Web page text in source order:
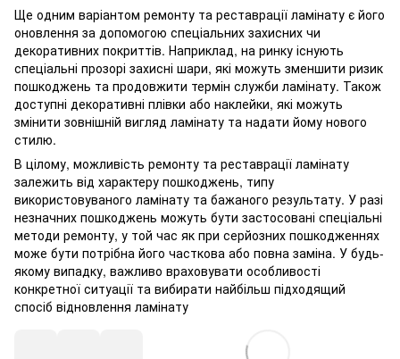
Ще одним варіантом ремонту та реставрації ламінату є його
оновлення за допомогою спеціальних захисних чи
декоративних покриттів. Наприклад, на ринку існують
спеціальні прозорі захисні шари, які можуть зменшити ризик
пошкоджень та продовжити термін служби ламінату. Також
доступні декоративні плівки або наклейки, які можуть
змінити зовнішній вигляд ламінату та надати йому нового
стилю.
В цілому, можливість ремонту та реставрації ламінату
залежить від характеру пошкоджень, типу
використовуваного ламінату та бажаного результату. У разі
незначних пошкоджень можуть бути застосовані спеціальні
методи ремонту, у той час як при серйозних пошкодженнях
може бути потрібна його часткова або повна заміна. У будь-
якому випадку, важливо враховувати особливості
конкретної ситуації та вибирати найбільш підходящий
спосіб відновлення ламінату